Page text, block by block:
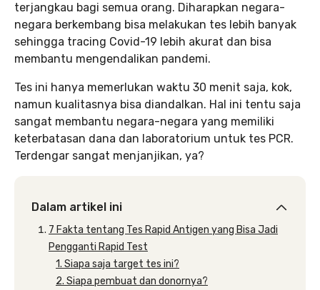
terjangkau bagi semua orang. Diharapkan negara-
negara berkembang bisa melakukan tes lebih banyak
sehingga tracing Covid-19 lebih akurat dan bisa
membantu mengendalikan pandemi.
Tes ini hanya memerlukan waktu 30 menit saja, kok,
namun kualitasnya bisa diandalkan. Hal ini tentu saja
sangat membantu negara-negara yang memiliki
keterbatasan dana dan laboratorium untuk tes PCR.
Terdengar sangat menjanjikan, ya?
Dalam artikel ini
7 Fakta tentang Tes Rapid Antigen yang Bisa Jadi
Pengganti Rapid Test
1. Siapa saja target tes ini?
2. Siapa pembuat dan donornya?